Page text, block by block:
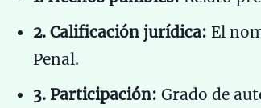
2. Calificación jurídica: El
Penal.
3. Participación: Grado de